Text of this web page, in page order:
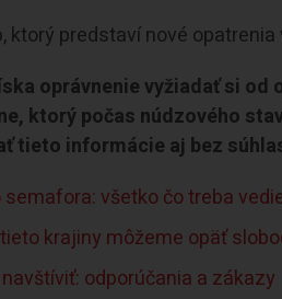
ktorý predstaví nové
oprávnenie vyžiadať si
ktorý počas núdzového
tieto informácie aj bez
všetko čo treba
krajiny môžeme opäť
odporúčania a zákazy